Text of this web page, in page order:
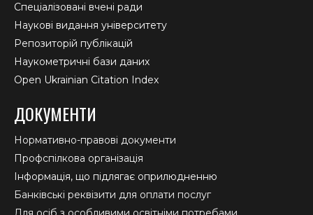
Спеціалізовані вчені ради
Наукові видання університету
Репозиторій публікацій
Наукометричні бази даних
Open Ukrainian Citation Index
ДОКУМЕНТИ
Нормативно-правові документи
Профспілкова організація
Інформація, що підлягає оприлюдненню
Банківські реквізити для оплати послуг